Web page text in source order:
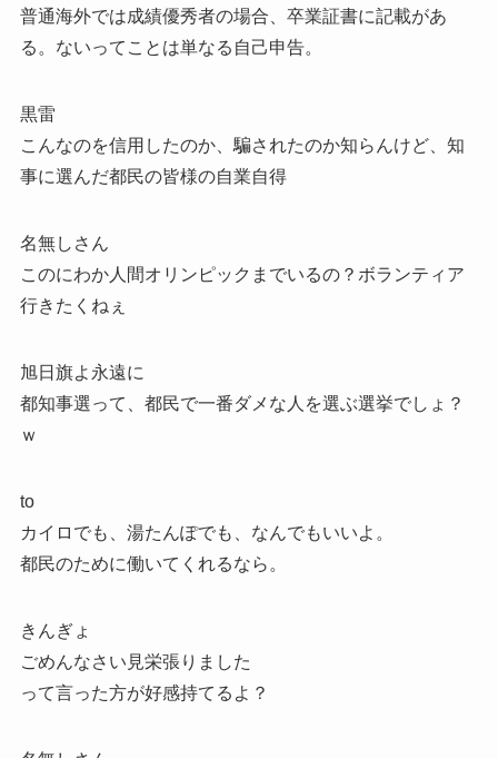
普通海外では成績優秀者の場合、卒業証書に記載があ
る。ないってことは単なる自己申告。
黒雷
こんなのを信用したのか、騙されたのか知らんけど、知
事に選んだ都民の皆様の自業自得
名無しさん
このにわか人間オリンピックまでいるの？ボランティア
行きたくねぇ
旭日旗よ永遠に
都知事選って、都民で一番ダメな人を選ぶ選挙でしょ？
ｗ
to
カイロでも、湯たんぽでも、なんでもいいよ。
都民のために働いてくれるなら。
きんぎょ
ごめんなさい見栄張りました
って言った方が好感持てるよ？